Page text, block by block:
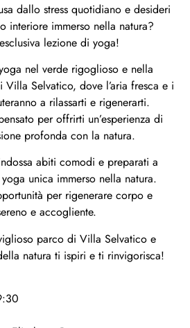
dallo stress quotidiano e desideri
interiore immerso nella natura?
lezione di yoga!
nel verde rigoglioso e nella
Selvatico, dove l’aria fresca e i
a rilassarti e rigenerarti.
per offrirti un’esperienza di
profonda con la natura.
abiti comodi e preparati a
unica immerso nella natura.
per rigenerare corpo e
e accogliente.
parco di Villa Selvatico e
natura ti ispiri e ti rinvigorisca!